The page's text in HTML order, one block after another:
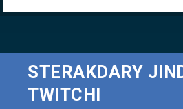
STERAKDARY
TWITCHI